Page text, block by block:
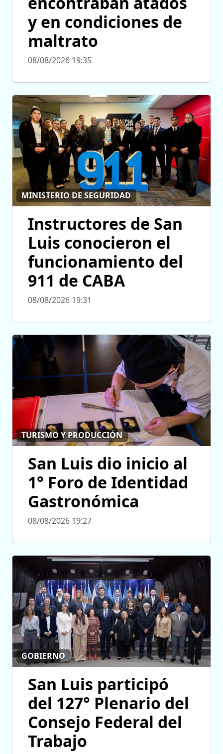
y en condiciones de
maltrato
08/08/2026 19:35
MINISTERIO DE SEGURIDAD
Instructores de San
Luis conocieron el
funcionamiento del
911 de CABA
08/08/2026 19:31
TURISMO Y PRODUCCIÓN
San Luis dio inicio al
1° Foro de Identidad
Gastronómica
08/08/2026 19:27
GOBIERNO
San Luis participó
del 127° Plenario del
Consejo Federal del
Trabajo